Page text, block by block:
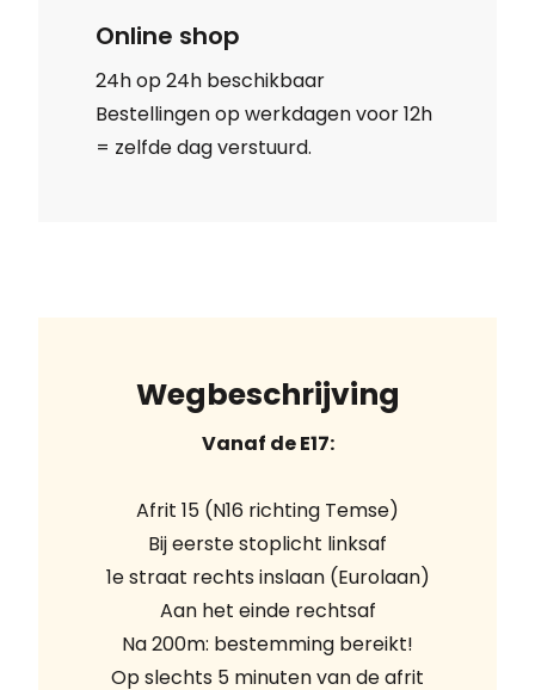
Online shop
24h op 24h beschikbaar
Bestellingen op werkdagen voor 12h
= zelfde dag verstuurd.
Wegbeschrijving
Vanaf de E17:
Afrit 15 (N16 richting Temse)
Bij eerste stoplicht linksaf
1e straat rechts inslaan (Eurolaan)
Aan het einde rechtsaf
Na 200m: bestemming bereikt!
Op slechts 5 minuten van de afrit